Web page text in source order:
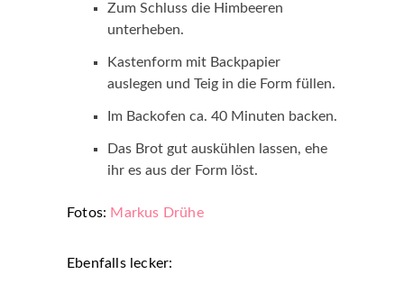
Zum Schluss die Himbeeren
unterheben.
Kastenform mit Backpapier
auslegen und Teig in die Form füllen.
Im Backofen ca. 40 Minuten backen.
Das Brot gut auskühlen lassen, ehe
ihr es aus der Form löst.
Fotos: Markus Drühe
Ebenfalls lecker: